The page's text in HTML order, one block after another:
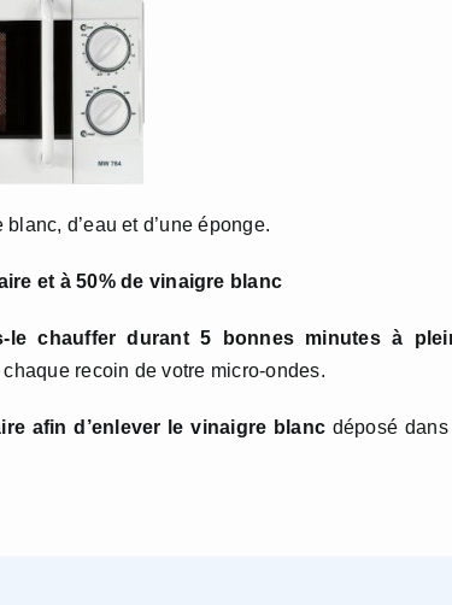
d’eau et d’une éponge.
et à 50% de vinaigre blanc
chauffer durant 5 bonnes minutes à
recoin de votre micro-ondes.
afin d’enlever le vinaigre blanc déposé